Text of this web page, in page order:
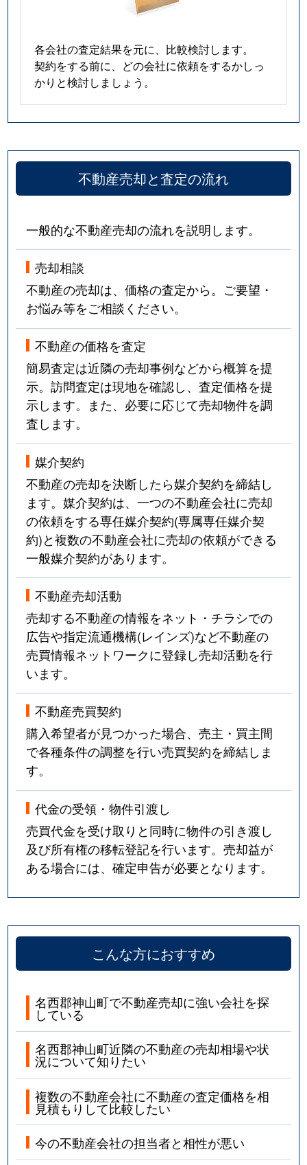
各会社の査定結果を元に、比較検討します。
契約をする前に、どの会社に依頼をするかしっ
かりと検討しましょう。
不動産売却と査定の流れ
一般的な不動産売却の流れを説明します。
売却相談
不動産の売却は、価格の査定から。ご要望・
お悩み等をご相談ください。
不動産の価格を査定
簡易査定は近隣の売却事例などから概算を提
示。訪問査定は現地を確認し、査定価格を提
示します。また、必要に応じて売却物件を調
査します。
媒介契約
不動産の売却を決断したら媒介契約を締結し
ます。媒介契約は、一つの不動産会社に売却
の依頼をする専任媒介契約(専属専任媒介契
約)と複数の不動産会社に売却の依頼ができる
一般媒介契約があります。
不動産売却活動
売却する不動産の情報をネット・チラシでの
広告や指定流通機構(レインズ)など不動産の
売買情報ネットワークに登録し売却活動を行
います。
不動産売買契約
購入希望者が見つかった場合、売主・買主間
で各種条件の調整を行い売買契約を締結しま
す。
代金の受領・物件引渡し
売買代金を受け取りと同時に物件の引き渡し
及び所有権の移転登記を行います。売却益が
ある場合には、確定申告が必要となります。
こんな方におすすめ
名西郡神山町で不動産売却に強い会社を探
している
名西郡神山町近隣の不動産の売却相場や状
況について知りたい
複数の不動産会社に不動産の査定価格を相
見積もりして比較したい
今の不動産会社の担当者と相性が悪い